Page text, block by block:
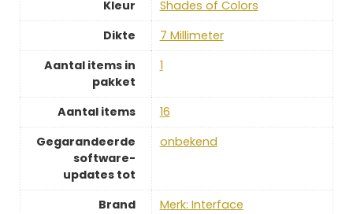
Kleur
‎Shades of Colors
Dikte
‎7 Millimeter
Aantal items in
pakket
‎1
Aantal items
‎16
Gegarandeerde
software-
updates tot
‎onbekend
Brand Merk: Interface